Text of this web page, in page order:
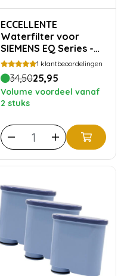
ECCELLENTE
Waterfilter voor
SIEMENS EQ Series -
Voordeelverpakking
1 klantbeoordelingen
34,5025,95
Volume voordeel vanaf
2 stuks